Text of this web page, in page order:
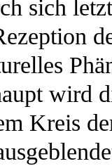
sich
wird
Kreis